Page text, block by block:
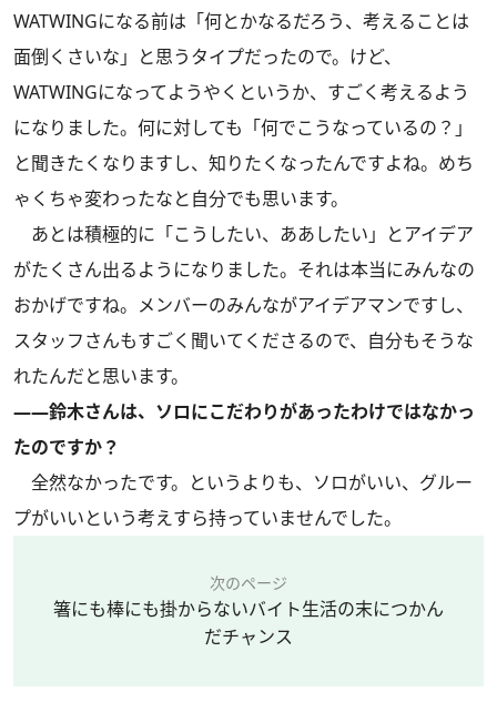
WATWINGになる前は「何とかなるだろう、考えることは
面倒くさいな」と思うタイプだったので。けど、
WATWINGになってようやくというか、すごく考えるよう
になりました。何に対しても「何でこうなっているの？」
と聞きたくなりますし、知りたくなったんですよね。めち
ゃくちゃ変わったなと自分でも思います。
あとは積極的に「こうしたい、ああしたい」とアイデア
がたくさん出るようになりました。それは本当にみんなの
おかげですね。メンバーのみんながアイデアマンですし、
スタッフさんもすごく聞いてくださるので、自分もそうな
れたんだと思います。
――鈴木さんは、ソロにこだわりがあったわけではなかっ
たのですか？
全然なかったです。というよりも、ソロがいい、グルー
プがいいという考えすら持っていませんでした。
次のページ
箸にも棒にも掛からないバイト生活の末につかん
だチャンス